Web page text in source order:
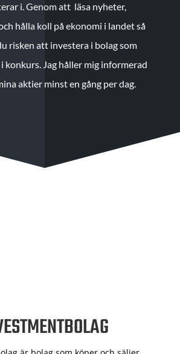
i. Genom att läsa nyheter,
hålla koll på ekonomi i landet så
risken att investera i bolag som
konkurs. Jag håller mig informerad
aktier minst en gång per dag.